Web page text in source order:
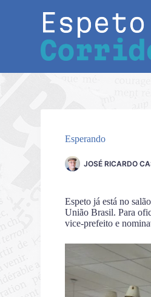
Esperando
JOSÉ RICARDO
Espeto já está no
União Brasil. Para
vice-prefeito e